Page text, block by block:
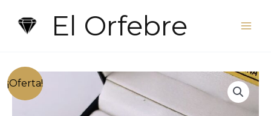
contenido
El Orfebre
¡Oferta!